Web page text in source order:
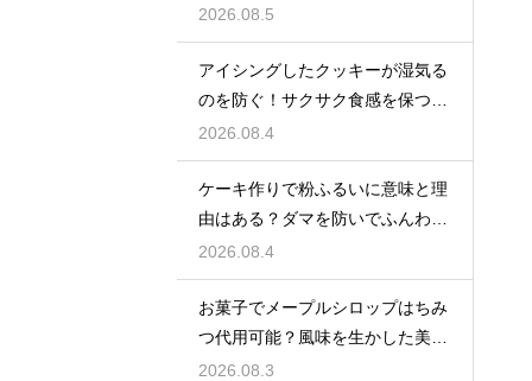
説
2026.08.5
アイシングしたクッキーが湿気る
のを防ぐ！サクサク食感を保つ裏
技
2026.08.4
ケーキ作りで粉ふるいに意味と理
由はある？ダマを防いでふんわり
と軽い生地に焼き上げるための基
本
2026.08.4
お菓子でメープルシロップはちみ
つ代用可能？風味を生かした美味
しい技
2026.08.3